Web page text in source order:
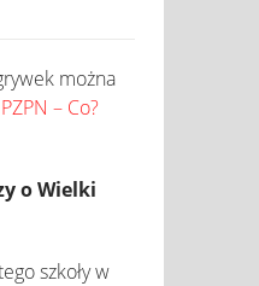
można
PZPN – Co?
o Wielki
szkoły w